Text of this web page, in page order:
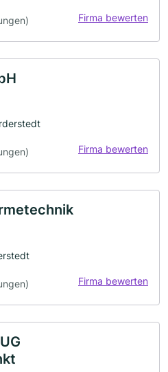
Firma bewerten
Firma bewerten
Firma bewerten